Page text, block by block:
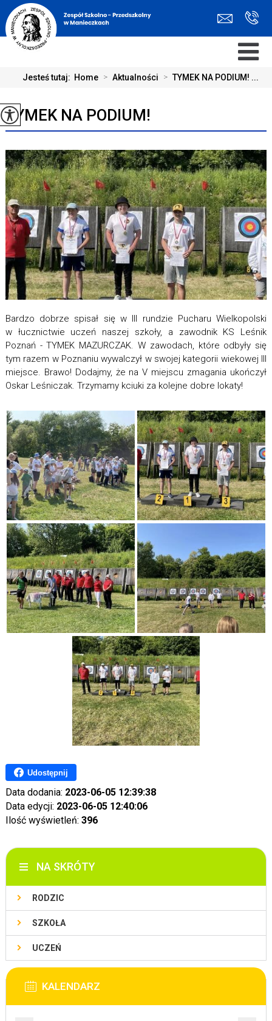
Jesteś tutaj: Home > Aktualności > TYMEK NA PODIUM! ...
TYMEK NA PODIUM!
Bardzo dobrze spisał się w III rundzie Pucharu Wielkopolski
w łucznictwie uczeń naszej szkoły, a zawodnik KS Leśnik
Poznań - TYMEK MAZURCZAK. W zawodach, które odbyły się
tym razem w Poznaniu wywalczył w swojej kategorii wiekowej III
miejsce. Brawo! Dodajmy, że na V miejscu zmagania ukończył
Oskar Leśniczak. Trzymamy kciuki za kolejne dobre lokaty!
Udostępnij
Data dodania: 2023-06-05 12:39:38
Data edycji: 2023-06-05 12:40:06
Ilość wyświetleń: 396
NA SKRÓTY
RODZIC
SZKOŁA
UCZEŃ
KALENDARZ